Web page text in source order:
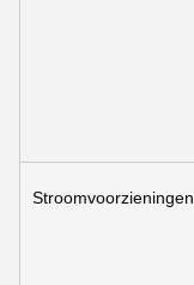
Stroomvoorzieningen